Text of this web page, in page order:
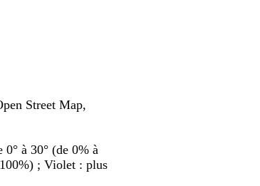
Street Map,
à 30° (de 0% à
; Violet : plus